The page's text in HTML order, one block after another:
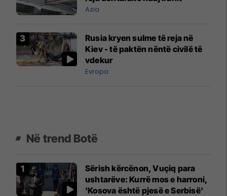
Azia
Rusia kryen sulme të reja në
Kiev - të paktën nëntë civilë të
vdekur
Evropa
Në trend Botë
Sërish kërcënon, Vuçiq para
ushtarëve: Kurrë mos e harroni,
'Kosova është pjesë e Serbisë'